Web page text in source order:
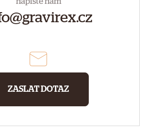
ZASLAT DOTAZ